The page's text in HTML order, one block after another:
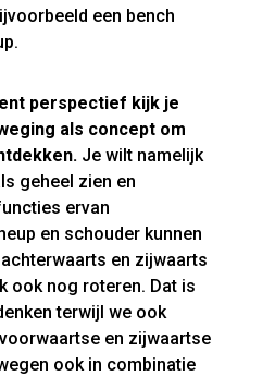
een bench
perspectief kijk je
als concept om
Je wilt namelijk
geheel zien en
ervan
en schouder kunnen
en zijwaarts
ook nog roteren. Dat is
terwijl we ook
en zijwaartse
ook in combinatie